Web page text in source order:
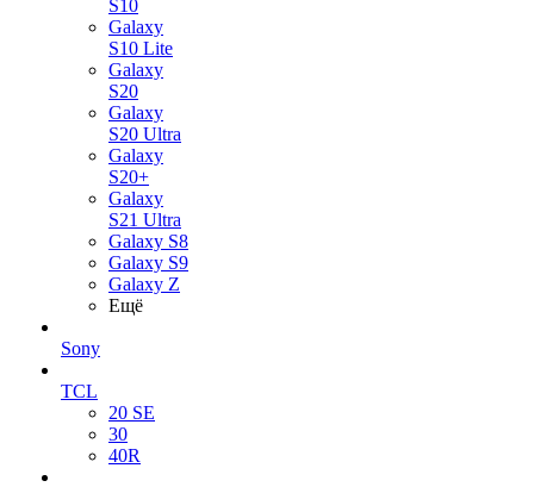
S10
Galaxy
S10 Lite
Galaxy
S20
Galaxy
S20 Ultra
Galaxy
S20+
Galaxy
S21 Ultra
Galaxy S8
Galaxy S9
Galaxy Z
Ещё
Sony
TCL
20 SE
30
40R